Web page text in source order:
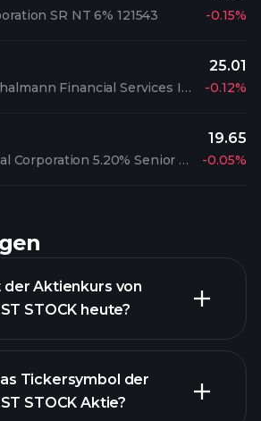
SR NT 6% 121543 -0.15%
Ladenburg Thalmann Financial Services Inc. 6.50% NT 27
25.01
-0.12%
Stifel Financial Corporation 5.20% Senior Notes due 2047
19.65
-0.05%
der Aktienkurs von
STOCK heute?
Tickersymbol der
STOCK Aktie?